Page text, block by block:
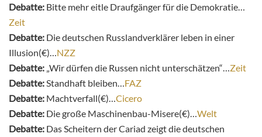
Debatte: Bitte mehr eitle Draufgänger für die Demokratie…
Zeit
Debatte: Die deutschen Russlandverklärer leben in einer
Illusion(€)… NZZ
Debatte: „Wir dürfen die Russen nicht unterschätzen“… Zeit
Debatte: Standhaft bleiben… FAZ
Debatte: Machtverfall(€)… Cicero
Debatte: Die große Maschinenbau-Misere(€)… Welt
Debatte: Das Scheitern der Cariad zeigt die deutschen